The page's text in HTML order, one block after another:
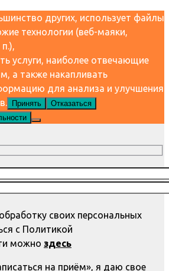
других, использует файлы
технологии (веб-маяки,
услуги, наиболее отвечающие
а также накапливать
для анализа и улучшения
Принять
Отказаться
своих персональных
с Политикой
можно здесь
на приём», я даю свое